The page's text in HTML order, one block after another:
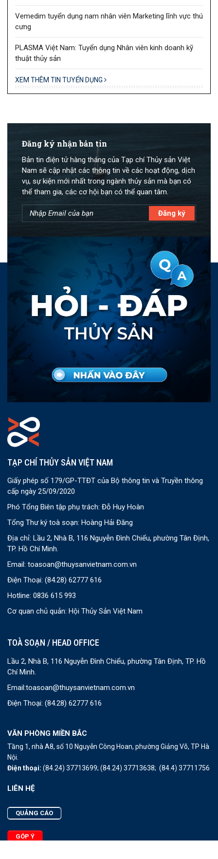
Vemedim tuyển dụng nam nhân viên Marketing lĩnh vực thú
cưng
PLASMA Việt Nam: Tuyển dụng Nhân viên kinh doanh kỹ
thuật thủy sản
XEM THÊM TIN TUYỂN DỤNG
Đăng ký nhận bản tin
Bản tin điện tử hàng tháng của Tạp chí Thủy sản Việt
Nam sẽ cập nhật các thông tin về các hoạt động, dịch
vụ, sự kiện mới nhất trong ngành thủy sản mà bạn có
thể tham gia, các cơ hội bạn có thể quan tâm.
TẠP CHÍ THỦY SẢN VIỆT NAM
Giấy phép số 179/GP-TTĐT của Bộ thông tin và Truyền thông
cấp ngày 25/09/2020
Phó Tổng Biên tập phụ trách: Đỗ Huy Hoàn
Tổng Thư ký toà soạn: Hoàng Hải Đăng
Địa chỉ: Lầu 2, Nhà B, 116 Nguyễn Đình Chiểu, phường Tân Định,
TP. Hồ Chí Minh.
Email: toasoan@thuysanvietnam.com.vn
Điện Thoại: (84.28) 62777 616
Hotline: 0836 615 993
Cơ quan chủ quản: Hội Thủy Sản Việt Nam
TOÀ SOẠN / HEAD OFFICE
Lầu 2, Nhà B, 116 Nguyễn Đình Chiểu, phường Tân Định, TP. Hồ
Chí Minh.
Email:toasoan@thuysanvietnam.com.vn
Điện Thoại: (84.28) 62777 616
VĂN PHÒNG MIỀN BẮC
Tầng 1, nhà A8, số 10 Nguyễn Công Hoan, phường Giảng Võ, TP Hà
Nội.
Điện thoại: (84.24) 37713699; (84.24) 37713638; (84.4) 37711756
LIÊN HỆ
QUẢNG CÁO
GÓP Ý